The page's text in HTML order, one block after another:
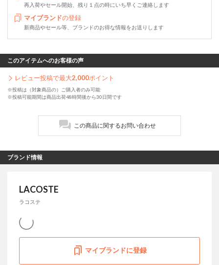
再入荷やセール開始、残り１点の時にいち早くご連絡します
マイブランドの登録
新商品やセール等、ブランドのお得な情報をお送りします
このアイテムへのお客様の声
レビュー投稿で最大2,000ポイント
※投稿は（対象商品の）ご購入者のみ可能
※投稿可能期間は商品出荷48時間後から30日間です
この商品に関するお問い合わせ
ブランド情報
LACOSTE
ラコステ
マイブランドに登録